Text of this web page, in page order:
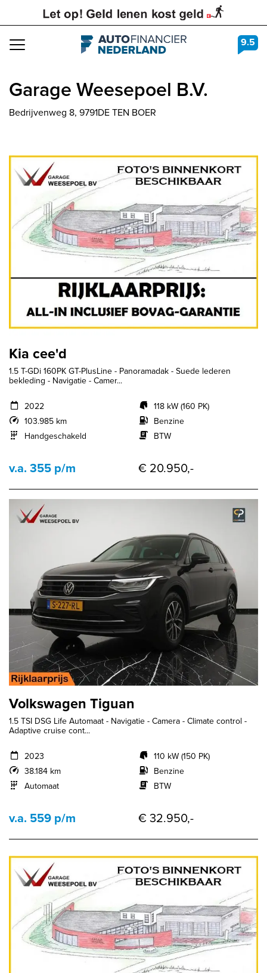
Navigation 9.5
Garage Weesepoel B.V.
Bedrijvenweg 8, 9791DE TEN BOER
Kia cee'd
1.5 T-GDi 160PK GT-PlusLine - Panoramadak - Suede lederen
bekleding - Navigatie - Camer...
2022
103.985 km
Handgeschakeld
118 kW (160 PK)
Benzine
BTW
v.a. 355 p/m € 20.950,-
Volkswagen Tiguan
1.5 TSI DSG Life Automaat - Navigatie - Camera - Climate control -
Adaptive cruise cont...
2023
38.184 km
Automaat
110 kW (150 PK)
Benzine
BTW
v.a. 559 p/m € 32.950,-